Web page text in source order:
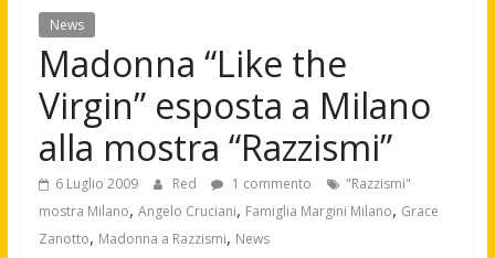
news
moda
maschile
News
Madonna “Like the
Virgin” esposta a Milano
alla mostra “Razzismi”
6 Luglio 2009 Red 1 commento
"Razzismi"
mostra Milano, Angelo Cruciani, Famiglia Margini Milano, Grace
Zanotto, Madonna a Razzismi, News